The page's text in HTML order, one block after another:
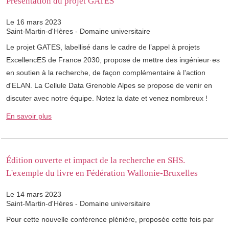
Le 16 mars 2023
Saint-Martin-d'Hères - Domaine universitaire
Le projet GATES, labellisé dans le cadre de l’appel à projets
ExcellencES de France 2030, propose de mettre des ingénieur·es
en soutien à la recherche, de façon complémentaire à l'action
d'ELAN. La Cellule Data Grenoble Alpes se propose de venir en
discuter avec notre équipe. Notez la date et venez nombreux !
En savoir plus
Édition ouverte et impact de la recherche en SHS.
L'exemple du livre en Fédération Wallonie-Bruxelles
Le 14 mars 2023
Saint-Martin-d'Hères - Domaine universitaire
Pour cette nouvelle conférence plénière, proposée cette fois par